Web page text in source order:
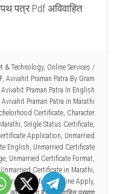
पत्र Pdf अविवाहित
& Technology, Online Services /
, Avivahit Praman Patra By Gram
Avivahit Praman Patra In English
Avivahit Praman Patra in Marathi
Certificate, Character
, Single Status Certificate,
Application, Unmarried
English, Unmarried Certificate
, Unmarried Certificate Format,
Unmarried Certificate in Marathi,
Certificate Online Apply,